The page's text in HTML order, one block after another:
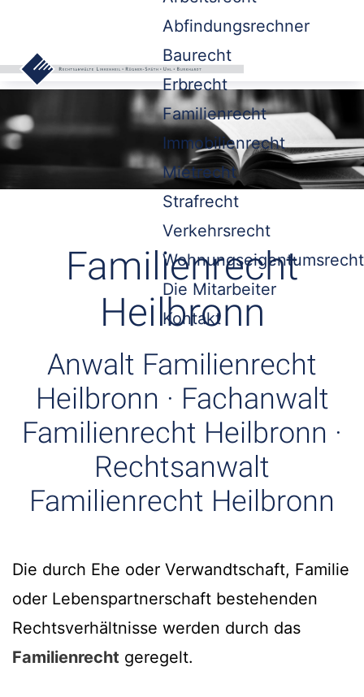
Abfindungsrechner
Baurecht
Erbrecht
Familienrecht
Immobilienrecht
Mietrecht
Strafrecht
Verkehrsrecht
Wohnungseigentumsrecht
Die Mitarbeiter
Kontakt
Familienrecht
Heilbronn
Anwalt Familienrecht
Heilbronn · Fachanwalt
Familienrecht Heilbronn ·
Rechtsanwalt
Familienrecht Heilbronn
Die durch Ehe oder Verwandtschaft, Familie
oder Lebenspartnerschaft bestehenden
Rechtsverhältnisse werden durch das
Familienrecht geregelt.